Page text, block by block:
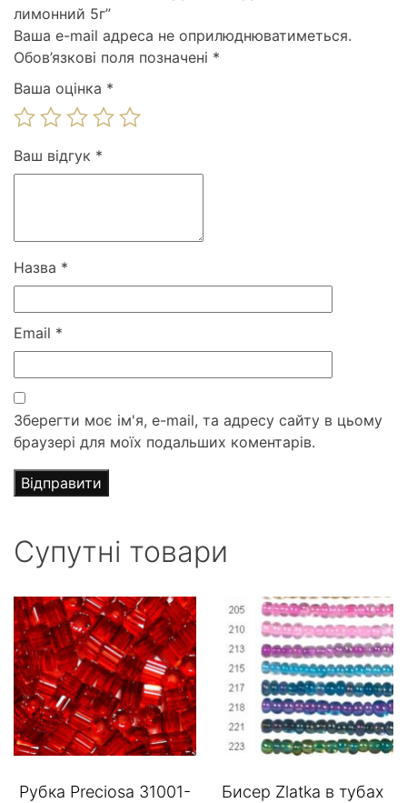
лимонний 5г”
Ваша e-mail адреса не оприлюднюватиметься.
Обов’язкові поля позначені *
Ваша оцінка *
Ваш відгук *
Назва *
Email *
Зберегти моє ім'я, e-mail, та адресу сайту в цьому
браузері для моїх подальших коментарів.
Супутні товари
Рубка Preciosa 31001-
Бисер Zlatka в тубах